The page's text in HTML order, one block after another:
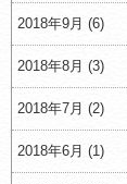
2018年9月 (6)
2018年8月 (3)
2018年7月 (2)
2018年6月 (1)